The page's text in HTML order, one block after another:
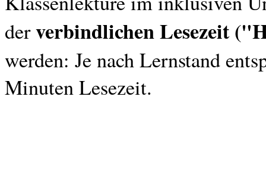
derverbindlichen Lesezeit
werden: Je nach Lernstand
Minuten Lesezeit.